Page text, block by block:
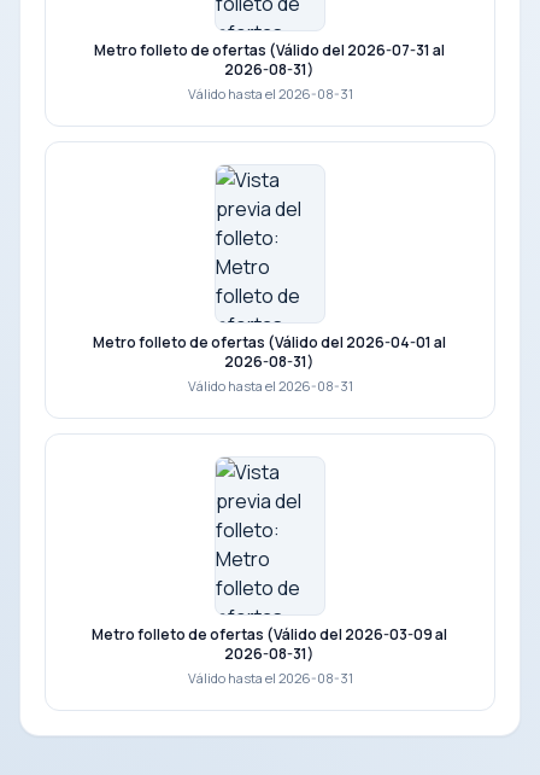
Metro folleto de ofertas (Válido del 2026-07-31 al
2026-08-31)
Válido hasta el 2026-08-31
Metro folleto de ofertas (Válido del 2026-04-01 al
2026-08-31)
Válido hasta el 2026-08-31
Metro folleto de ofertas (Válido del 2026-03-09 al
2026-08-31)
Válido hasta el 2026-08-31